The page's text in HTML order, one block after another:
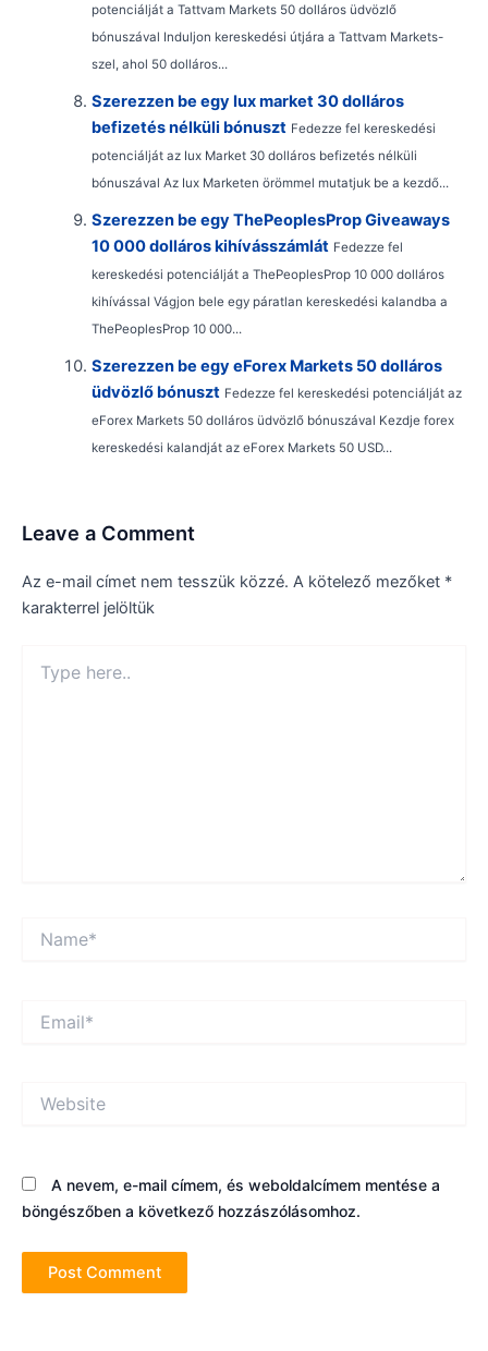
potenciálját a Tattvam Markets 50 dolláros üdvözlő
bónuszával Induljon kereskedési útjára a Tattvam Markets-
szel, ahol 50 dolláros...
Szerezzen be egy Iux market 30 dolláros
befizetés nélküli bónuszt Fedezze fel kereskedési
potenciálját az Iux Market 30 dolláros befizetés nélküli
bónuszával Az Iux Marketen örömmel mutatjuk be a kezdő...
Szerezzen be egy ThePeoplesProp Giveaways
10 000 dolláros kihívásszámlát Fedezze fel
kereskedési potenciálját a ThePeoplesProp 10 000 dolláros
kihívással Vágjon bele egy páratlan kereskedési kalandba a
ThePeoplesProp 10 000...
Szerezzen be egy eForex Markets 50 dolláros
üdvözlő bónuszt Fedezze fel kereskedési potenciálját az
eForex Markets 50 dolláros üdvözlő bónuszával Kezdje forex
kereskedési kalandját az eForex Markets 50 USD...
Leave a Comment
Az e-mail címet nem tesszük közzé. A kötelező mezőket *
karakterrel jelöltük
here..
A nevem, e-mail címem, és weboldalcímem mentése a
böngészőben a következő hozzászólásomhoz.